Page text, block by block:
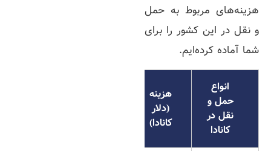
هزینه‌های مربوط به حمل
و نقل در این کشور را برای
شما آماده کرده‌ایم.
انواع
حمل و
نقل در
کانادا
هزینه
(دلار
کانادا)